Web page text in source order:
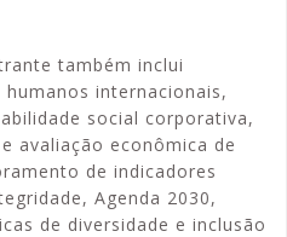
também inclui
internacionais,
social corporativa,
avaliação econômica de
de indicadores
Agenda 2030,
de diversidade e inclusão